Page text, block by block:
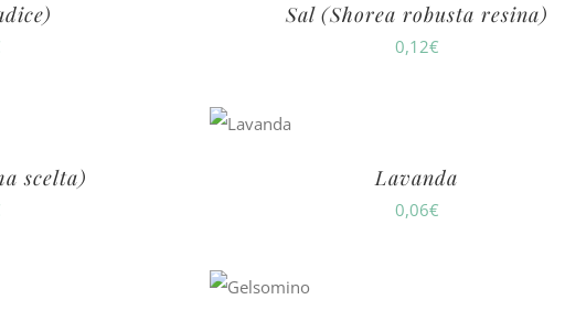
Sal (Shorea robusta resina)
0,12€
scelta)
CARRELLO
Lavanda
0,06€
CARRELLO